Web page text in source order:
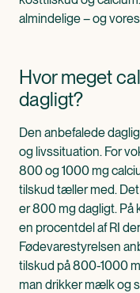
almindelige – og
Hvor meget
dagligt?
Den anbefalede
og livssituation. For
800 og 1000 mg
tilskud tæller med.
er 800 mg dagligt. På
en procentdel af RI
Fødevarestyrelsen
tilskud på 800-1000
man drikker mælk og